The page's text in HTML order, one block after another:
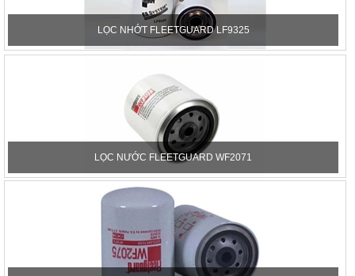
LỌC NHỚT FLEETGUARD LF9325
LỌC NƯỚC FLEETGUARD WF2071